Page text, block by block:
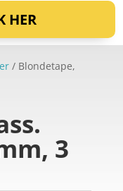
HER
/ Blondetape,
3